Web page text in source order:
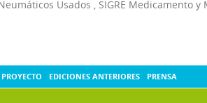
Usados SIGRE Medicamento
EDICIONES ANTERIORES PRENSA